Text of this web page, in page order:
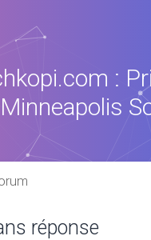
:
Minneapolis
réponse